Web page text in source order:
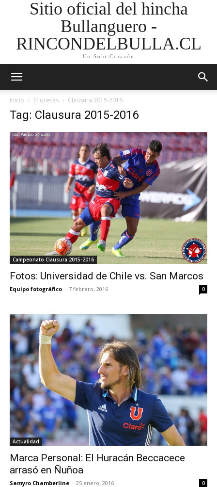
Sitio oficial del hincha
Bullanguero -
RINCONDELBULLA.CL
Un Solo Corazón
Inicio Etiquetas Clausura 2015-2016
Tag: Clausura 2015-2016
Campeonato Clausura 2015-2016
Fotos: Universidad de Chile vs. San Marcos
Equipo fotográfico - 7 febrero, 2016 0
Actualidad
Marca Personal: El Huracán Beccacece
arrasó en Ñuñoa
Samyro Chamberline - 25 enero, 2016 0